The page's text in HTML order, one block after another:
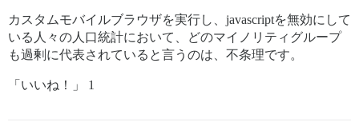
カスタムモバイルブラウザを実行し、javascriptを無効にして
いる人々の人口統計において、どのマイノリティグループ
も過剰に代表されていると言うのは、不条理です。
「いいね！」 1